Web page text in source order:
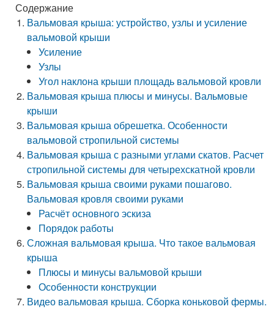
Содержание
Вальмовая крыша: устройство, узлы и усиление
вальмовой крыши
Усиление
Узлы
Угол наклона крыши площадь вальмовой кровли
Вальмовая крыша плюсы и минусы. Вальмовые
крыши
Вальмовая крыша обрешетка. Особенности
вальмовой стропильной системы
Вальмовая крыша с разными углами скатов. Расчет
стропильной системы для четырехскатной кровли
Вальмовая крыша своими руками пошагово.
Вальмовая кровля своими руками
Расчёт основного эскиза
Порядок работы
Сложная вальмовая крыша. Что такое вальмовая
крыша
Плюсы и минусы вальмовой крыши
Особенности конструкции
Видео вальмовая крыша. Сборка коньковой фермы.